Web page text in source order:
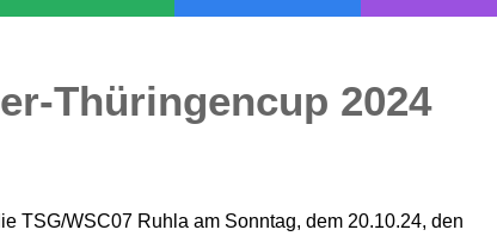
Thüringencup 2024
TSG/WSC07 Ruhla am Sonntag, dem 20.10.24, den